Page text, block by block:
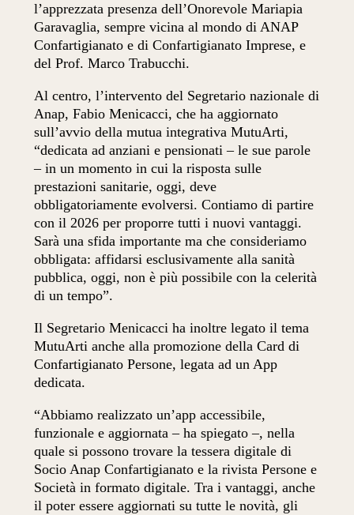
l’apprezzata presenza dell’Onorevole Mariapia
Garavaglia, sempre vicina al mondo di ANAP
Confartigianato e di Confartigianato Imprese, e
del Prof. Marco Trabucchi.
Al centro, l’intervento del Segretario nazionale di
Anap, Fabio Menicacci, che ha aggiornato
sull’avvio della mutua integrativa MutuArti,
“dedicata ad anziani e pensionati – le sue parole
– in un momento in cui la risposta sulle
prestazioni sanitarie, oggi, deve
obbligatoriamente evolversi. Contiamo di partire
con il 2026 per proporre tutti i nuovi vantaggi.
Sarà una sfida importante ma che consideriamo
obbligata: affidarsi esclusivamente alla sanità
pubblica, oggi, non è più possibile con la celerità
di un tempo”.
Il Segretario Menicacci ha inoltre legato il tema
MutuArti anche alla promozione della Card di
Confartigianato Persone, legata ad un App
dedicata.
“Abbiamo realizzato un’app accessibile,
funzionale e aggiornata – ha spiegato –, nella
quale si possono trovare la tessera digitale di
Socio Anap Confartigianato e la rivista Persone e
Società in formato digitale. Tra i vantaggi, anche
il poter essere aggiornati su tutte le novità, gli